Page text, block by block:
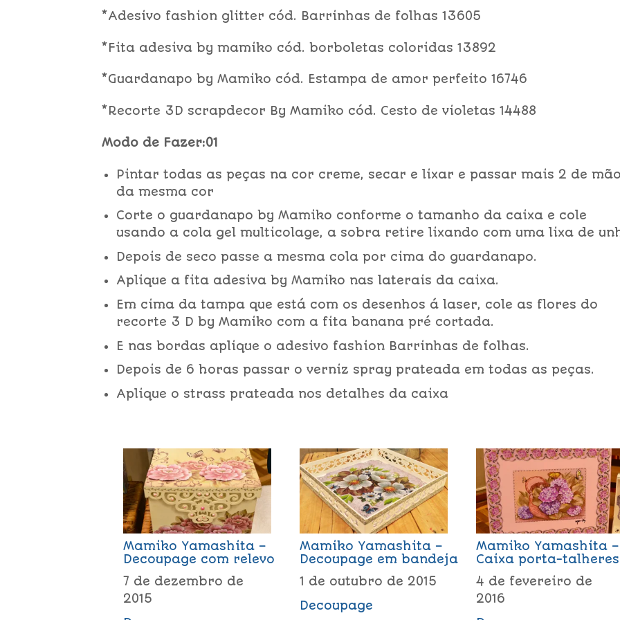
*Adesivo fashion glitter cód. Barrinhas de folhas 13605
*Fita adesiva by mamiko cód. borboletas coloridas 13892
*Guardanapo by Mamiko cód. Estampa de amor perfeito 16746
*Recorte 3D scrapdecor By Mamiko cód. Cesto de violetas 14488
Modo de Fazer:01
Pintar todas as peças na cor creme, secar e lixar e passar mais 2 de mão
da mesma cor
Corte o guardanapo by Mamiko conforme o tamanho da caixa e cole
usando a cola gel multicolage, a sobra retire lixando com uma lixa de
Depois de seco passe a mesma cola por cima do guardanapo.
Aplique a fita adesiva by Mamiko nas laterais da caixa.
Em cima da tampa que está com os desenhos á laser, cole as flores do
recorte 3 D by Mamiko com a fita banana pré cortada.
E nas bordas aplique o adesivo fashion Barrinhas de folhas.
Depois de 6 horas passar o verniz spray prateada em todas as peças.
Aplique o strass prateada nos detalhes da caixa
Mamiko Yamashita –
Decoupage com relevo
7 de dezembro de
2015
Mamiko Yamashita –
Decoupage em bandeja
1 de outubro de 2015
Decoupage
Mamiko Yamashita –
Caixa porta-talheres
4 de fevereiro de
2016